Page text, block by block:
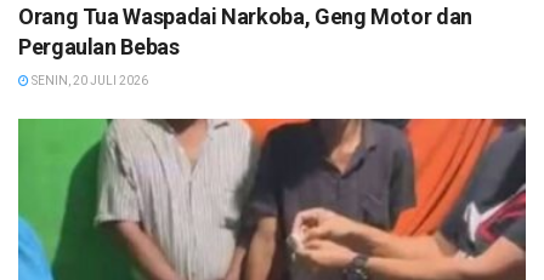
Orang Tua Waspadai Narkoba, Geng Motor dan
Pergaulan Bebas
SENIN, 20 JULI 2026